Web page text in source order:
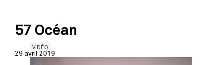
57 Océan
29 avril 2019
VIDÉO